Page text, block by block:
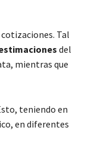
Tal
del
mientras que
teniendo en
en diferentes